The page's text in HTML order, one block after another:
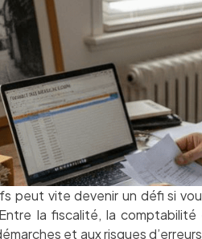
peut vite devenir un défi si
la fiscalité, la
et aux risques